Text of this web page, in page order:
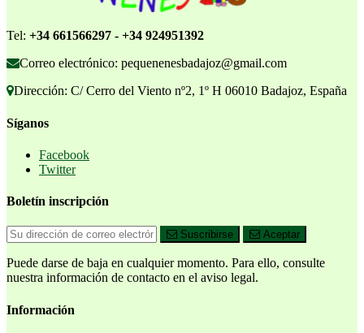
Tel: +34 661566297 - +34 924951392
Correo electrónico: pequenenesbadajoz@gmail.com
Dirección: C/ Cerro del Viento nº2, 1º H 06010 Badajoz, España
Síganos
Facebook
Twitter
Boletín inscripción
Suscribirse Aceptar
Puede darse de baja en cualquier momento. Para ello, consulte
nuestra información de contacto en el aviso legal.
Información